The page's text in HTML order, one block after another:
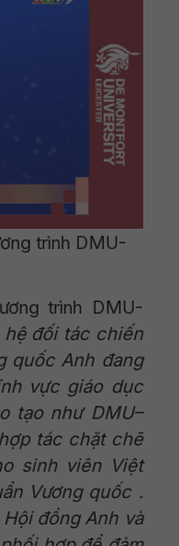
trình DMU-
trình DMU-
hệ đối tác chiến
quốc Anh đang
vực giáo dục
tạo như DMU–
tác chặt chẽ
sinh viên Việt
Vương quốc .
đồng Anh và